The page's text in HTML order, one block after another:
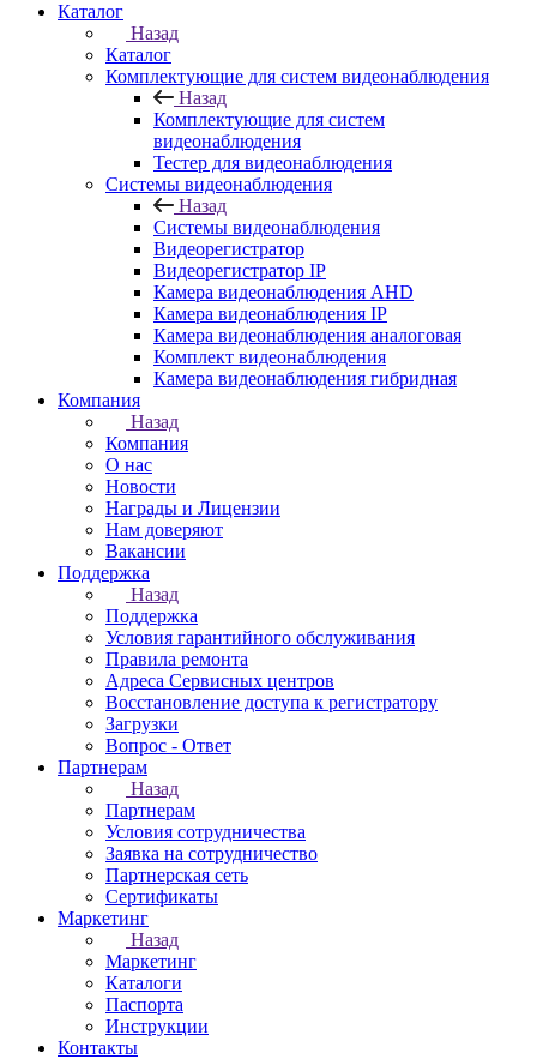
Каталог
Назад
Каталог
Комплектующие для систем видеонаблюдения
Назад
Комплектующие для систем
видеонаблюдения
Тестер для видеонаблюдения
Системы видеонаблюдения
Назад
Системы видеонаблюдения
Видеорегистратор
Видеорегистратор IP
Камера видеонаблюдения AHD
Камера видеонаблюдения IP
Камера видеонаблюдения аналоговая
Комплект видеонаблюдения
Камера видеонаблюдения гибридная
Компания
Назад
Компания
О нас
Новости
Награды и Лицензии
Нам доверяют
Вакансии
Поддержка
Назад
Поддержка
Условия гарантийного обслуживания
Правила ремонта
Адреса Сервисных центров
Восстановление доступа к регистратору
Загрузки
Вопрос - Ответ
Партнерам
Назад
Партнерам
Условия сотрудничества
Заявка на сотрудничество
Партнерская сеть
Сертификаты
Маркетинг
Назад
Маркетинг
Каталоги
Паспорта
Инструкции
Контакты